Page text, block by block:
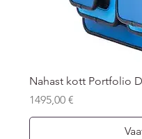
Nahast kott Portfolio
Price
1495,00 €